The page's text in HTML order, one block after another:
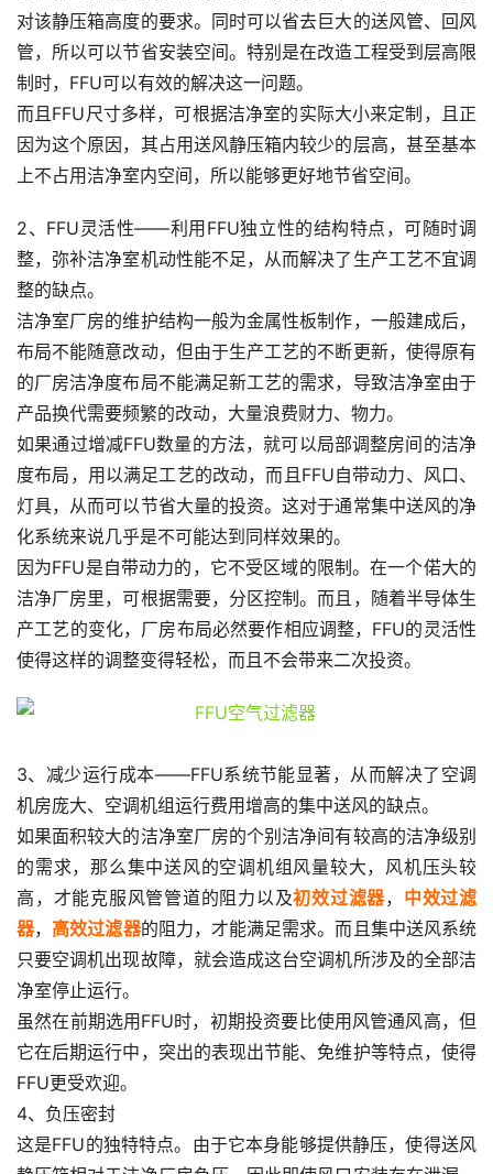
对该静压箱高度的要求。同时可以省去巨大的送风管、回风
管，所以可以节省安装空间。特别是在改造工程受到层高限
制时，FFU可以有效的解决这一问题。
而且FFU尺寸多样，可根据洁净室的实际大小来定制，且正
因为这个原因，其占用送风静压箱内较少的层高，甚至基本
上不占用洁净室内空间，所以能够更好地节省空间。
2、FFU灵活性——利用FFU独立性的结构特点，可随时调
整，弥补洁净室机动性能不足，从而解决了生产工艺不宜调
整的缺点。
洁净室厂房的维护结构一般为金属性板制作，一般建成后，
布局不能随意改动，但由于生产工艺的不断更新，使得原有
的厂房洁净度布局不能满足新工艺的需求，导致洁净室由于
产品换代需要频繁的改动，大量浪费财力、物力。
如果通过增减FFU数量的方法，就可以局部调整房间的洁净
度布局，用以满足工艺的改动，而且FFU自带动力、风口、
灯具，从而可以节省大量的投资。这对于通常集中送风的净
化系统来说几乎是不可能达到同样效果的。
因为FFU是自带动力的，它不受区域的限制。在一个偌大的
洁净厂房里，可根据需要，分区控制。而且，随着半导体生
产工艺的变化，厂房布局必然要作相应调整，FFU的灵活性
使得这样的调整变得轻松，而且不会带来二次投资。
3、减少运行成本——FFU系统节能显著，从而解决了空调
机房庞大、空调机组运行费用增高的集中送风的缺点。
如果面积较大的洁净室厂房的个别洁净间有较高的洁净级别
的需求，那么集中送风的空调机组风量较大，风机压头较
高，才能克服风管管道的阻力以及初效过滤器， 中效过滤
器， 高效过滤器的阻力，才能满足需求。而且集中送风系统
只要空调机出现故障，就会造成这台空调机所涉及的全部洁
净室停止运行。
虽然在前期选用FFU时，初期投资要比使用风管通风高，但
它在后期运行中，突出的表现出节能、免维护等特点，使得
FFU更受欢迎。
4、负压密封
这是FFU的独特特点。由于它本身能够提供静压，使得送风